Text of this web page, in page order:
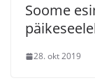
Soome
28. okt 2019